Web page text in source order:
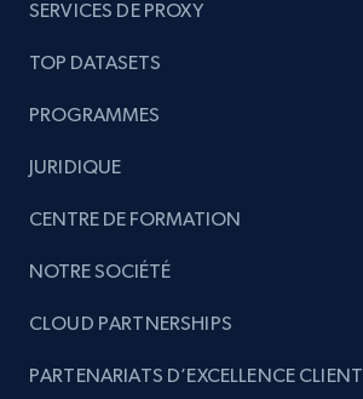
SERVICES DE PROXY
TOP DATASETS
PROGRAMMES
JURIDIQUE
CENTRE DE FORMATION
NOTRE SOCIÉTÉ
CLOUD PARTNERSHIPS
PARTENARIATS D’EXCELLENCE CLIENT